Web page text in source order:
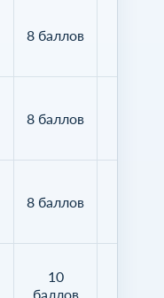
8 баллов
8 баллов
8 баллов
10
баллов